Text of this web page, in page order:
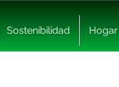
Sostenibilidad Hogar